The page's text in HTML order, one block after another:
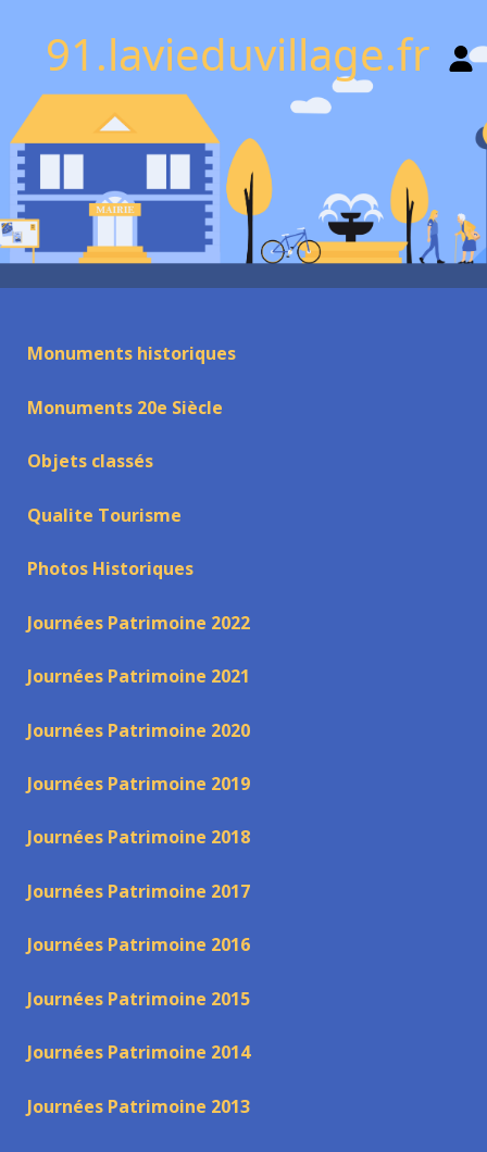
91.lavieduvillage.fr
Monuments historiques
Monuments 20e Siècle
Objets classés
Qualite Tourisme
Photos Historiques
Journées Patrimoine 2022
Journées Patrimoine 2021
Journées Patrimoine 2020
Journées Patrimoine 2019
Journées Patrimoine 2018
Journées Patrimoine 2017
Journées Patrimoine 2016
Journées Patrimoine 2015
Journées Patrimoine 2014
Journées Patrimoine 2013